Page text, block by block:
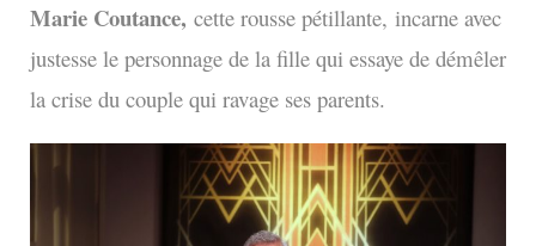
Marie Coutance, cette rousse pétillante, incarne avec
justesse le personnage de la fille qui essaye de démêler
la crise du couple qui ravage ses parents.